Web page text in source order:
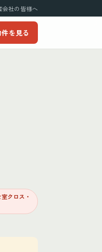
会社の皆様へ
を見る
クロス・